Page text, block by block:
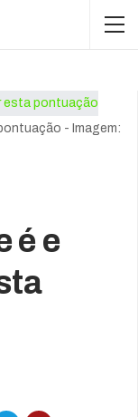
- Imagem:
é e